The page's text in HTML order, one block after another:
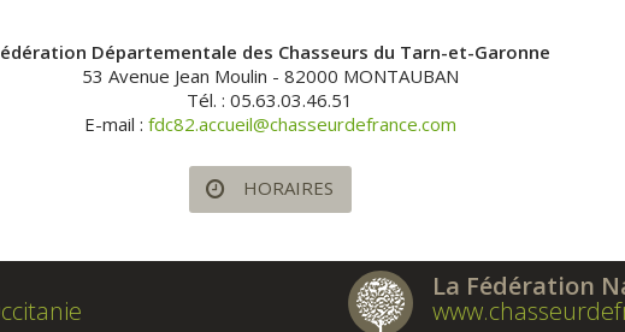
Départementale des Chasseurs du Tarn-et-Garonne
53 Avenue Jean Moulin - 82000 MONTAUBAN
Tél. : 05.63.03.46.51
E-mail : fdc82.accueil@chasseurdefrance.com
HORAIRES
La Fédération